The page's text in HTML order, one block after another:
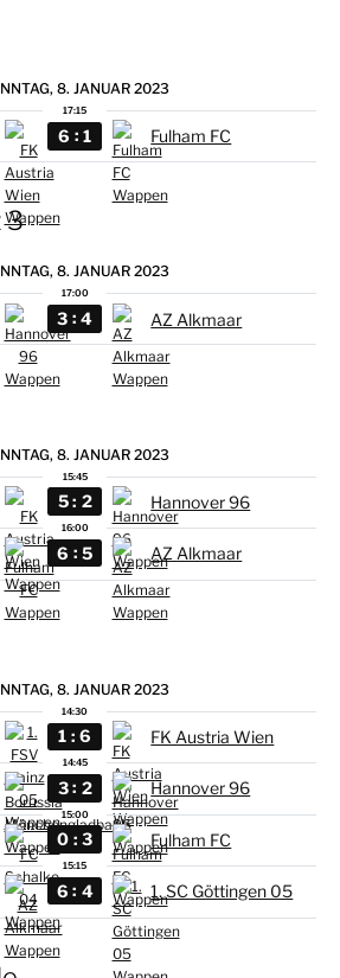
8. JANUAR 2023
17:15
6 : 1 Fulham FC
3
8. JANUAR 2023
17:00
3 : 4 AZ Alkmaar
8. JANUAR 2023
15:45
5 : 2 Hannover 96
16:00
6 : 5 AZ Alkmaar
8. JANUAR 2023
14:30
1 : 6 FK Austria Wien
14:45
3 : 2 Hannover 96
15:00
0 : 3 Fulham FC
15:15
6 : 4 1. SC Göttingen 05